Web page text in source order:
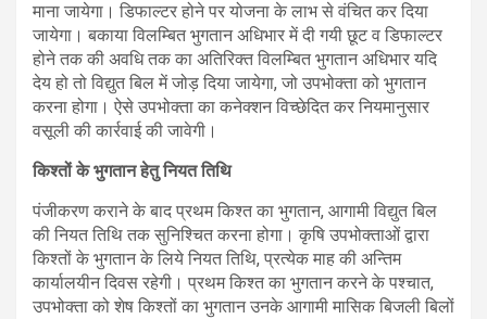
माना जायेगा। डिफाल्टर होने पर योजना के लाभ से वंचित कर दिया
जायेगा। बकाया विलम्बित भुगतान अधिभार में दी गयी छूट व डिफाल्टर
होने तक की अवधि तक का अतिरिक्त विलम्बित भुगतान अधिभार यदि
देय हो तो विद्युत बिल में जोड़ दिया जायेगा, जो उपभोक्ता को भुगतान
करना होगा। ऐसे उपभोक्ता का कनेक्शन विच्छेदित कर नियमानुसार
वसूली की कार्रवाई की जावेगी।
किश्तों के भुगतान हेतु नियत तिथि
पंजीकरण कराने के बाद प्रथम किश्त का भुगतान, आगामी विद्युत बिल
की नियत तिथि तक सुनिश्चित करना होगा। कृषि उपभोक्ताओं द्वारा
किश्तों के भुगतान के लिये नियत तिथि, प्रत्येक माह की अन्तिम
कार्यालयीन दिवस रहेगी। प्रथम किश्त का भुगतान करने के पश्चात,
उपभोक्ता को शेष किश्तों का भुगतान उनके आगामी मासिक बिजली बिलों